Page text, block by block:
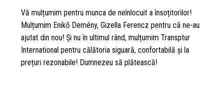
Vă mulțumim pentru munca de neînlocuit a însoțitorilor!
Mulțumim Enikő Demény, Gizella Ferencz pentru că ne-au
ajutat din nou! Și nu în ultimul rând, mulțumim Transptur
International pentru călătoria siguară, confortabilă și la
prețuri rezonabile! Dumnezeu să plătească!